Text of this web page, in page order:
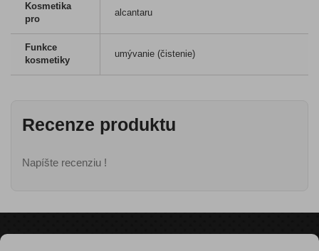
Kosmetika
pro
alcantaru
Funkce
kosmetiky
umývanie (čistenie)
Recenze produktu
Napíšte recenziu !